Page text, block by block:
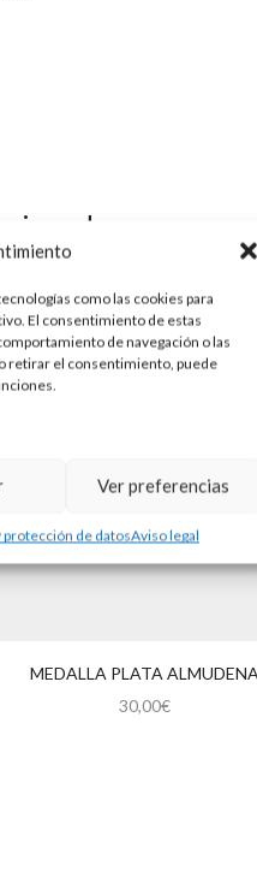
como las cookies para
El consentimiento de estas
de navegación o las
retirar el consentimiento, puede
Ver preferencias
protección de datosAviso legal
MEDALLA PLATA ALMUDENA
30,00€